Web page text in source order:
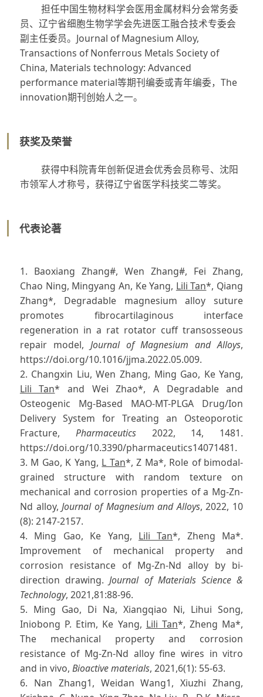
担任中国生物材料学会医用金属材料分会常务委
员、辽宁省细胞生物学学会先进医工融合技术专委会
副主任委员。Journal of Magnesium Alloy,
Transactions of Nonferrous Metals Society of
China, Materials technology: Advanced
performance material等期刊编委或青年编委，The
innovation期刊创始人之一。
获奖及荣誉
获得中科院青年创新促进会优秀会员称号、沈阳
市领军人才称号，获得辽宁省医学科技奖二等奖。
代表论著
1. Baoxiang Zhang#, Wen Zhang#, Fei Zhang,
Chao Ning, Mingyang An, Ke Yang, Lili Tan*, Qiang
Zhang*, Degradable magnesium alloy suture
promotes fibrocartilaginous interface
regeneration in a rat rotator cuff transosseous
repair model, Journal of Magnesium and Alloys,
https://doi.org/10.1016/jjma.2022.05.009.
2. Changxin Liu, Wen Zhang, Ming Gao, Ke Yang,
Lili Tan* and Wei Zhao*, A Degradable and
Osteogenic Mg-Based MAO-MT-PLGA Drug/Ion
Delivery System for Treating an Osteoporotic
Fracture, Pharmaceutics2022, 14, 1481.
https://doi.org/10.3390/pharmaceutics14071481.
3. M Gao, K Yang, L Tan*, Z Ma*, Role of bimodal-
grained structure with random texture on
mechanical and corrosion properties of a Mg-Zn-
Nd alloy,Journal of Magnesium and Alloys, 2022, 10
(8): 2147-2157.
4. Ming Gao, Ke Yang, Lili Tan*, Zheng Ma*.
Improvement of mechanical property and
corrosion resistance of Mg-Zn-Nd alloy by bi-
direction drawing.Journal of Materials Science &
Technology, 2021,81:88-96.
5. Ming Gao, Di Na, Xiangqiao Ni, Lihui Song,
Iniobong P. Etim, Ke Yang, Lili Tan*, Zheng Ma*,
The mechanical property and corrosion
resistance of Mg-Zn-Nd alloy fine wires in vitro
and in vivo, Bioactive materials, 2021,6(1): 55-63.
6. Nan Zhang1, Weidan Wang1, Xiuzhi Zhang,